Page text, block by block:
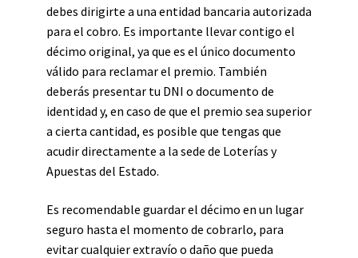
debes dirigirte a una entidad bancaria autorizada
para el cobro. Es importante llevar contigo el
décimo original, ya que es el único documento
válido para reclamar el premio. También
deberás presentar tu DNI o documento de
identidad y, en caso de que el premio sea superior
a cierta cantidad, es posible que tengas que
acudir directamente a la sede de Loterías y
Apuestas del Estado.
Es recomendable guardar el décimo en un lugar
seguro hasta el momento de cobrarlo, para
evitar cualquier extravío o daño que pueda